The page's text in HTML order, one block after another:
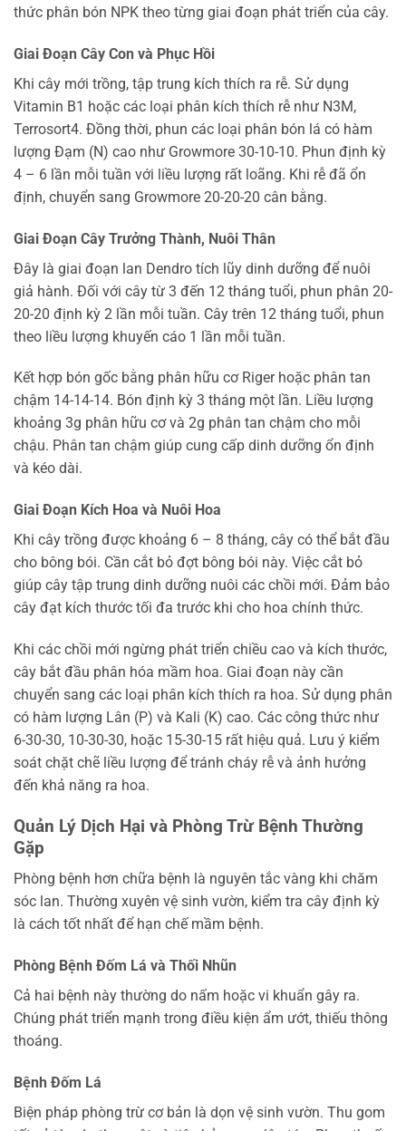
thức phân bón NPK theo từng giai đoạn phát triển của cây.
Giai Đoạn Cây Con và Phục Hồi
Khi cây mới trồng, tập trung kích thích ra rễ. Sử dụng
Vitamin B1 hoặc các loại phân kích thích rễ như N3M,
Terrosort4. Đồng thời, phun các loại phân bón lá có hàm
lượng Đạm (N) cao như Growmore 30-10-10. Phun định kỳ
4 – 6 lần mỗi tuần với liều lượng rất loãng. Khi rễ đã ổn
định, chuyển sang Growmore 20-20-20 cân bằng.
Giai Đoạn Cây Trưởng Thành, Nuôi Thân
Đây là giai đoạn lan Dendro tích lũy dinh dưỡng để nuôi
giả hành. Đối với cây từ 3 đến 12 tháng tuổi, phun phân 20-
20-20 định kỳ 2 lần mỗi tuần. Cây trên 12 tháng tuổi, phun
theo liều lượng khuyến cáo 1 lần mỗi tuần.
Kết hợp bón gốc bằng phân hữu cơ Riger hoặc phân tan
chậm 14-14-14. Bón định kỳ 3 tháng một lần. Liều lượng
khoảng 3g phân hữu cơ và 2g phân tan chậm cho mỗi
chậu. Phân tan chậm giúp cung cấp dinh dưỡng ổn định
và kéo dài.
Giai Đoạn Kích Hoa và Nuôi Hoa
Khi cây trồng được khoảng 6 – 8 tháng, cây có thể bắt đầu
cho bông bói. Cần cắt bỏ đợt bông bói này. Việc cắt bỏ
giúp cây tập trung dinh dưỡng nuôi các chồi mới. Đảm bảo
cây đạt kích thước tối đa trước khi cho hoa chính thức.
Khi các chồi mới ngừng phát triển chiều cao và kích thước,
cây bắt đầu phân hóa mầm hoa. Giai đoạn này cần
chuyển sang các loại phân kích thích ra hoa. Sử dụng phân
có hàm lượng Lân (P) và Kali (K) cao. Các công thức như
6-30-30, 10-30-30, hoặc 15-30-15 rất hiệu quả. Lưu ý kiểm
soát chặt chẽ liều lượng để tránh cháy rễ và ảnh hưởng
đến khả năng ra hoa.
Quản Lý Dịch Hại và Phòng Trừ Bệnh Thường
Gặp
Phòng bệnh hơn chữa bệnh là nguyên tắc vàng khi chăm
sóc lan. Thường xuyên vệ sinh vườn, kiểm tra cây định kỳ
là cách tốt nhất để hạn chế mầm bệnh.
Phòng Bệnh Đốm Lá và Thối Nhũn
Cả hai bệnh này thường do nấm hoặc vi khuẩn gây ra.
Chúng phát triển mạnh trong điều kiện ẩm ướt, thiếu thông
thoáng.
Bệnh Đốm Lá
Biện pháp phòng trừ cơ bản là dọn vệ sinh vườn. Thu gom